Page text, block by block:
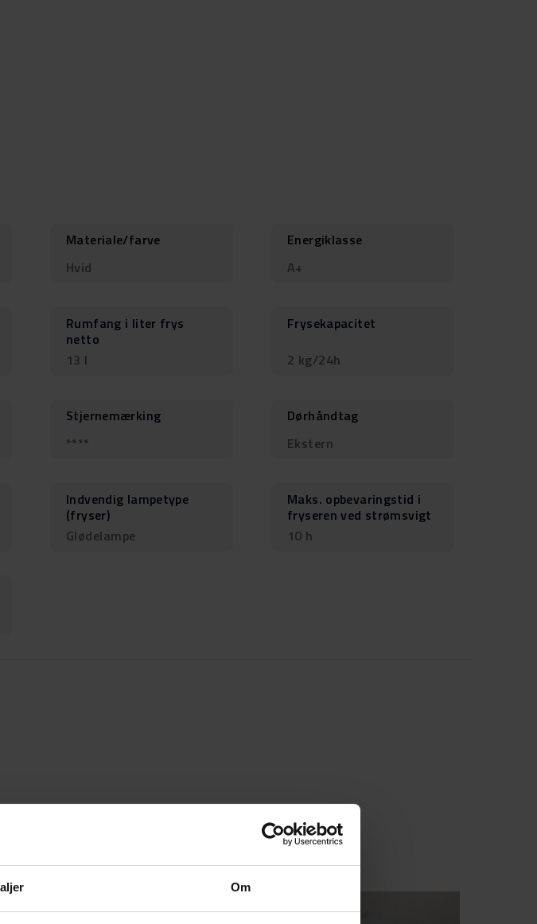
Om
Materiale/farve
Hvid
Energiklasse
A+
Rumfang i liter frys
netto
13 l
Frysekapacitet
2 kg/24h
Stjernemærking
****
Dørhåndtag
Ekstern
Indvendig lampetype
(fryser)
Glødelampe
Maks. opbevaringstid i
fryseren ved strømsvigt
10 h